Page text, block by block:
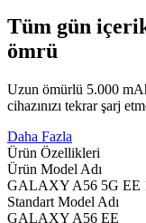
Tüm gün
ömrü
Uzun ömürlü 5.000
cihazınızı tekrar şarj
Daha Fazla
Ürün Özellikleri
Ürün Model Adı
GALAXY A56 5G EE
Standart Model Adı
GALAXY A56 EE